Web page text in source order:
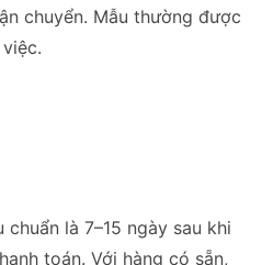
chuyển. Mẫu thường được
là 7–15 ngày sau khi
toán. Với hàng có sẵn,